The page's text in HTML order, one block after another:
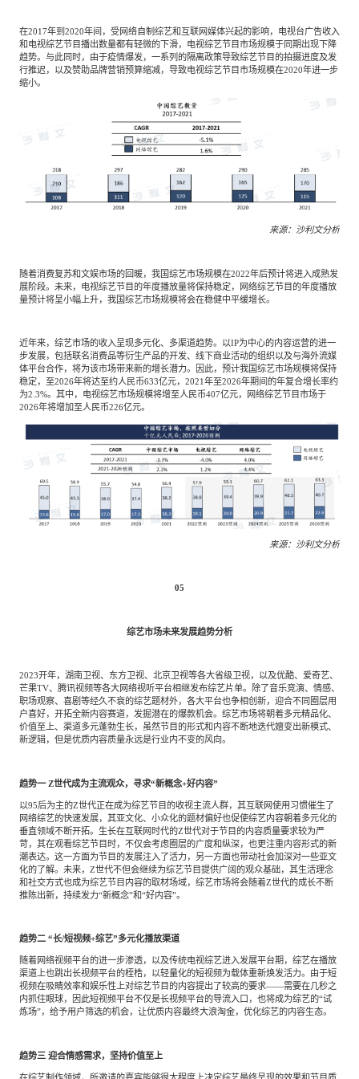
在2017年到2020年间，受网络自制综艺和互联网媒体兴起的影响，电视台广告收入
和电视综艺节目播出数量都有轻微的下滑，电视综艺节目市场规模于同期出现下降
趋势。与此同时，由于疫情爆发，一系列的隔离政策导致综艺节目的拍摄进度及发
行推迟，以及赞助品牌营销预算缩减，导致电视综艺节目市场规模在2020年进一步
缩小。
来源：沙利文分析
随着消费复苏和文娱市场的回暖，我国综艺市场规模在2022年后预计将进入成熟发
展阶段。未来，电视综艺节目的年度播放量将保持稳定，网络综艺节目的年度播放
量预计将呈小幅上升，我国综艺市场规模将会在稳健中平缓增长。
近年来，综艺市场的收入呈现多元化、多渠道趋势。以IP为中心的内容运营的进一
步发展，包括联名消费品等衍生产品的开发、线下商业活动的组织以及与海外流媒
体平台合作，将为该市场带来新的增长潜力。因此，预计我国综艺市场规模将保持
稳定，至2026年将达至约人民币633亿元，2021年至2026年期间的年复合增长率约
为2.3%。其中，电视综艺市场规模将增至人民币407亿元，网络综艺节目市场于
2026年将增加至人民币226亿元。
来源：沙利文分析
05
综艺市场未来发展趋势分析
2023开年，湖南卫视、东方卫视、北京卫视等各大省级卫视，以及优酷、爱奇艺、
芒果TV、腾讯视频等各大网络视听平台相继发布综艺片单。除了音乐竞演、情感、
职场观察、喜剧等经久不衰的综艺题材外，各大平台也争相创新，迎合不同圈层用
户喜好，开拓全新内容赛道，发掘潜在的爆款机会。综艺市场将朝着多元精品化、
价值至上、渠道多元蓬勃生长，虽然节目的形式和内容不断地迭代嬗变出新模式、
新逻辑，但是优质内容质量永远是行业内不变的风向。
趋势一Z世代成为主流观众，寻求“新概念+好内容”
以95后为主的Z世代正在成为综艺节目的收视主流人群，其互联网使用习惯催生了
网络综艺的快速发展，其亚文化、小众化的题材偏好也促使综艺内容朝着多元化的
垂直领域不断开拓。生长在互联网时代的Z世代对于节目的内容质量要求较为严
苛，其在观看综艺节目时，不仅会考虑圈层的广度和纵深，也更注重内容形式的新
潮表达。这一方面为节目的发展注入了活力，另一方面也带动社会加深对一些亚文
化的了解。未来，Z世代不但会继续为综艺节目提供广阔的观众基础，其生活理念
和社交方式也成为综艺节目内容的取材场域，综艺市场将会随着Z世代的成长不断
推陈出新，持续发力“新概念”和“好内容”。
趋势二 “长/短视频+综艺”多元化播放渠道
随着网络视频平台的进一步渗透，以及传统电视综艺进入发展平台期，综艺在播放
渠道上也跳出长视频平台的桎梏，以轻量化的短视频为载体重新焕发活力。由于短
视频在吸睛效率和娱乐性上对综艺节目的内容提出了较高的要求——需要在几秒之
内抓住眼球，因此短视频平台不仅是长视频平台的导流入口，也将成为综艺的“试
炼场”，给予用户筛选的机会，让优质内容最终大浪淘金，优化综艺的内容生态。
趋势三 迎合情感需求，坚持价值至上